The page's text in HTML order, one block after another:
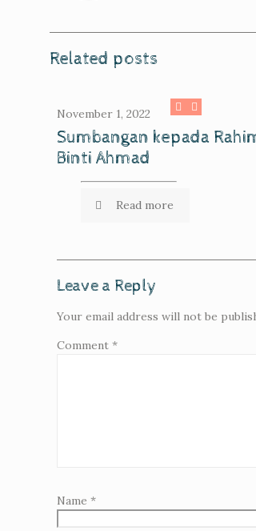
Related posts
November 1, 2022
Sumbangan kepada
Binti Ahmad
Read more
Leave a Reply
Your email address will not be
Comment*
Name*